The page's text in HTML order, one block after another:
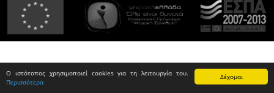
Δέχομαι
Ο ιστότοπος χρησιμοποιεί cookies για τη λειτουργία του.
Περισσότερα